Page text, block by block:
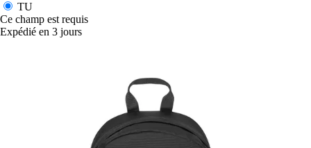
TU
Ce champ est requis
Expédié en 3 jours